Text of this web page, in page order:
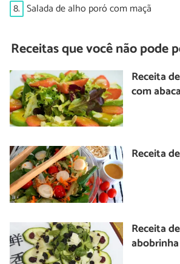
8. Salada de alho poró com maçã
Receitas que você não pode
Receita
com
Receita
Receita